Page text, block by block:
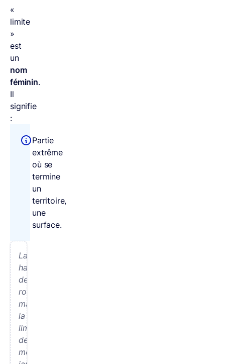
«
limite
»
est
un
nom
féminin.
Il
signifie
:
Partie
extrême
où se
termine
un
territoire,
une
surface.
La
haie
de
rosiers
matérialise
la
limite
de
mon